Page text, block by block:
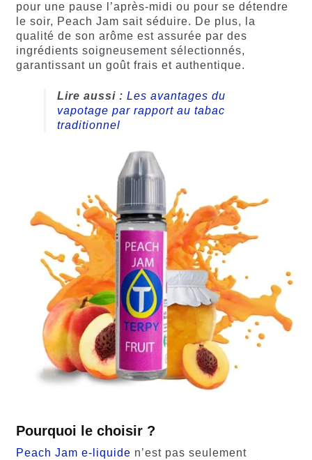
pour une pause l’après-midi ou pour se détendre
le soir, Peach Jam sait séduire. De plus, la
qualité de son arôme est assurée par des
ingrédients soigneusement sélectionnés,
garantissant un goût frais et authentique.
Lire aussi : Les avantages du
vapotage par rapport au tabac
traditionnel
Pourquoi le choisir ?
Peach Jam e-liquide n’est pas seulement